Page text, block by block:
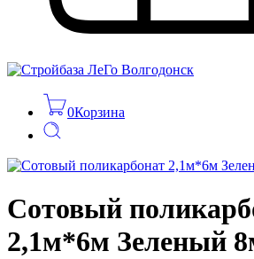
0Корзина
Сотовый
2,1м*6м Зеленый